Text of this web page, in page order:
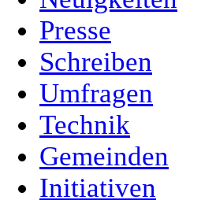
Presse
Schreiben
Umfragen
Technik
Gemeinden
Initiativen